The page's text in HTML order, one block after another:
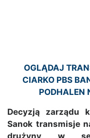
OGLĄDAJ
CIARKO PBS
PODHALEN
Decyzją zarządu
Sanok transmisje